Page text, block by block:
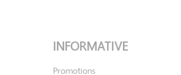
INFORMATIVE
Promotions